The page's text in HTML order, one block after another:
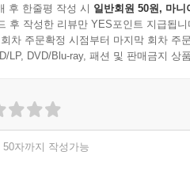
적 / 181
/ 184
구 및 저항운동 / 185
년에 출판됐으나, 새로운 내용을
제에 대해 각별한 관심을 가지
승주 교수, 장임숙 박사, 서성아 박
후 한줄평 작성 시 일반회원 50원, 마니
후 작성한 리뷰만 YES포인트 지급됩니
차 주문확정 시점부터 마지막 회차 주
LP, DVD/Blu-ray, 패션 및 판매금지 상
50자까지 작성가능